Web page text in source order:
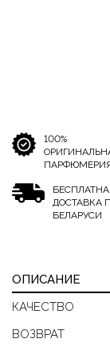
100%
ДОСТАВКА
БЕЛАРУСИ
ОПИСАНИЕ
КАЧЕСТВО
ВОЗВРАТ